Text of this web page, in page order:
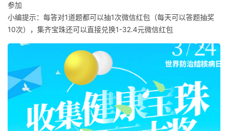
参加
小编提示：每答对1道题都可以抽1次微信红包（每天可以答题抽奖
10次），集齐宝珠还可以直接兑换1-32.4元微信红包